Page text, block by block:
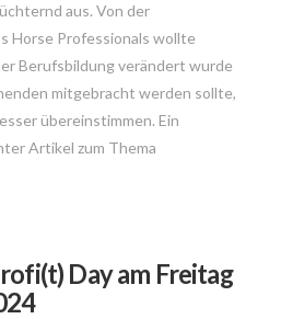
aus. Von der
Horse Professionals wollte
Berufsbildung verändert wurde
mitgebracht werden sollte,
übereinstimmen. Ein
Artikel zum Thema
Day am Freitag